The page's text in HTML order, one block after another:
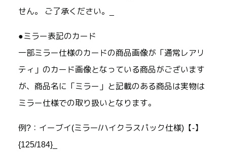
せん。 ご了承ください。_
●ミラー表記のカード
一部ミラー仕様のカードの商品画像が「通常レアリ
ティ」のカード画像となっている商品がございます
が、商品名に「ミラー」と記載のある商品は実物は
ミラー仕様での取り扱いとなります。
例?：イーブイ(ミラー/ハイクラスパック仕様)【-】
{125/184}_